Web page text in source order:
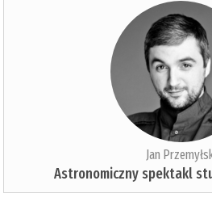
Jan
Astronomiczny spektakl